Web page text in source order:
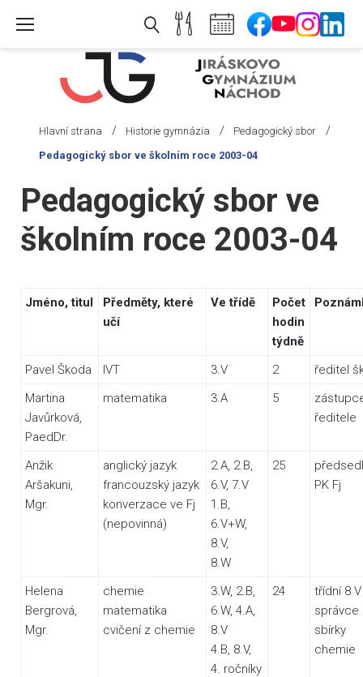
Hlavní strana / Historie gymnázia / Pedagogický sbor /
Pedagogický sbor ve školním roce 2003-04
Pedagogický sbor ve
školním roce 2003-04
Jméno, titul
Předměty, které
učí
Ve třídě
Počet
hodin
týdně
Pavel Škoda IVT 3.V 2
ředitel
Martina
Javůrková,
PaedDr.
matematika 3.A 5
ředitele
Anžik
Aršakuni,
Mgr.
anglický jazyk
francouzský jazyk
konverzace ve Fj
(nepovinná)
2.A, 2.B,
6.V, 7.V
1.B,
6.V+W,
8.V,
8.W
25
PK Fj
Helena
Bergrová,
Mgr.
chemie
matematika
cvičení z chemie
3.W, 2.B,
6.W, 4.A,
8.V
4.B, 8.V,
4. ročníky
24
třídní 8.V
správce
sbírky
chemie